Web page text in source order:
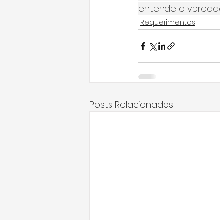
entende o
Requerimentos
Posts Relacionados